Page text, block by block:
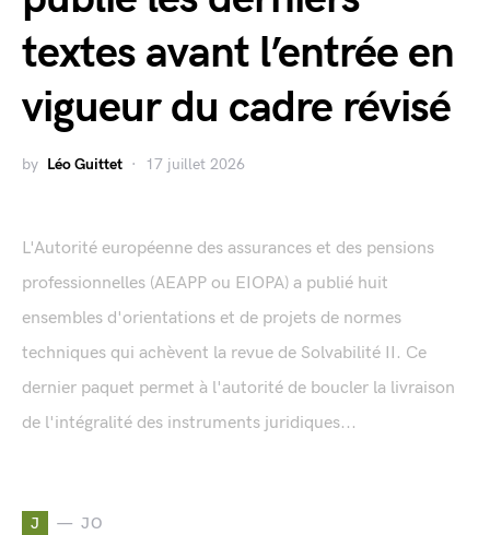
textes avant l’entrée en
vigueur du cadre révisé
by Léo Guittet 17 juillet 2026
L'Autorité européenne des assurances et des pensions
professionnelles (AEAPP ou EIOPA) a publié huit
ensembles d'orientations et de projets de normes
techniques qui achèvent la revue de Solvabilité II. Ce
dernier paquet permet à l'autorité de boucler la livraison
de l'intégralité des instruments juridiques...
J JO